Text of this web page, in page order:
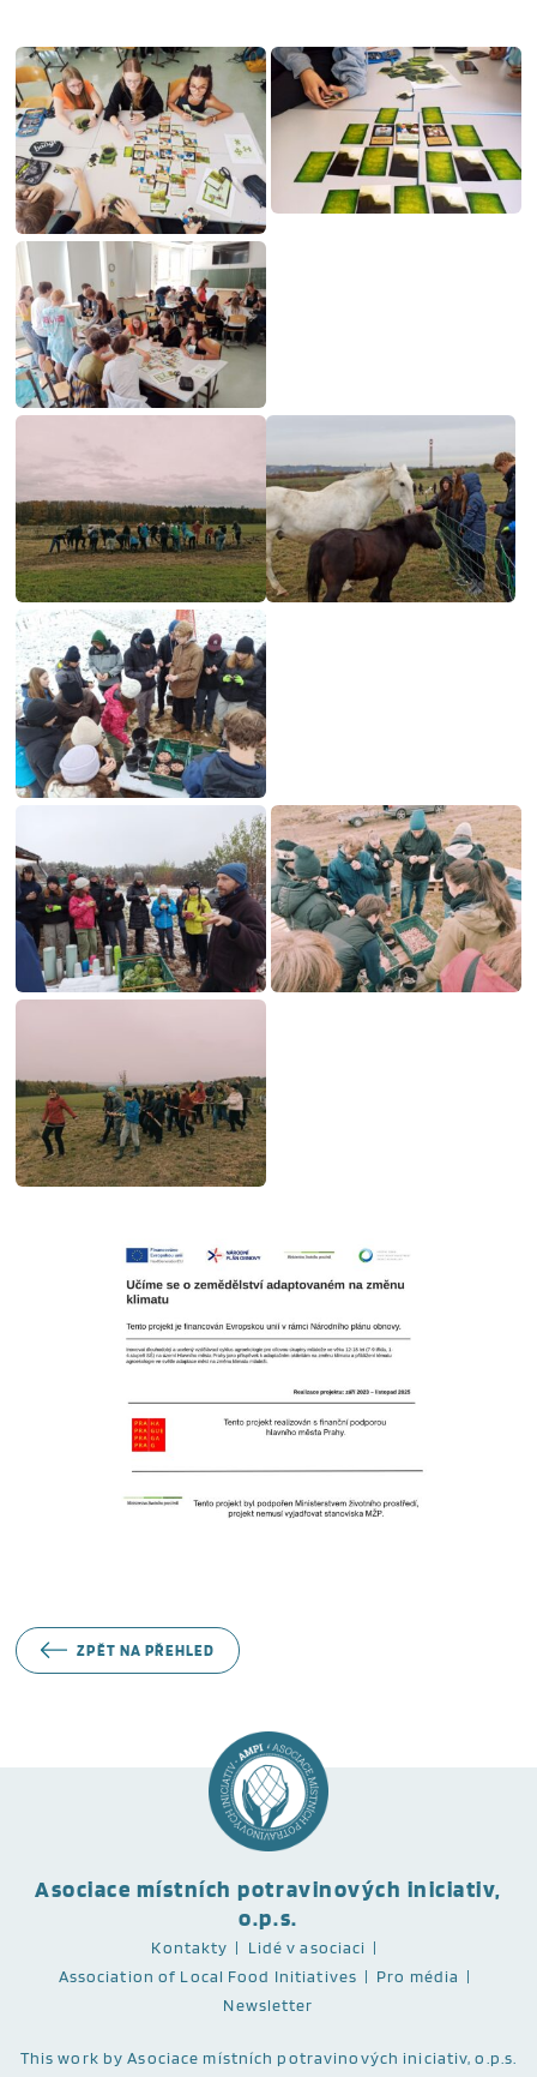
ZPĚT NA PŘEHLED
Asociace místních potravinových iniciativ,
o.p.s.
Kontakty
Lidé v asociaci
Association of Local Food Initiatives
Pro média
Newsletter
This work by Asociace místních potravinových iniciativ, o.p.s.